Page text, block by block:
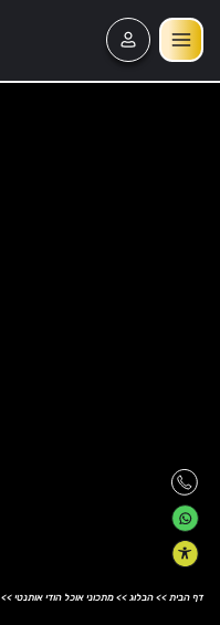
דף הבית >> הבלוג >> מתכוני אוכל הודי אותנטי >>